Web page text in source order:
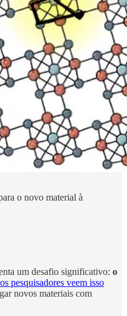
o novo material à
um desafio significativo: o
os pesquisadores veem isso
novos materiais com